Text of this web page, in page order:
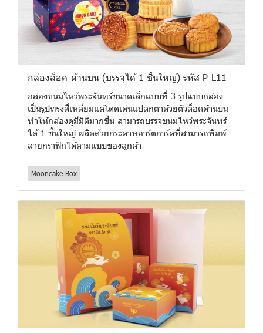
กล่องล็อค-ด้านบน (บรรจุได้ 1 ชิ้นใหญ่) รหัส P-L11
กล่องขนมไหว้พระจันทร์ขนาดเล็กแบบที่ 3 รูปแบบกล่อง
เป็นรูปทรงสี่เหลี่ยมแต่โดดเด่นแปลกตาด้วยตัวล็อคด้านบน
ทำให้กล่องดูมีมิติมากขึ้น สามารถบรรจุขนมไหว้พระจันทร์
ได้ 1 ชิ้นใหญ่ ผลิตด้วยกระดาษอาร์ตการ์ดที่สามารถพิมพ์
ลายกราฟิกได้ตามแบบของลูกค้า
Mooncake Box